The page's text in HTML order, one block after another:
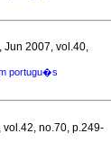
, Jun 2007, vol.40,
portugu�s
vol.42, no.70, p.249-